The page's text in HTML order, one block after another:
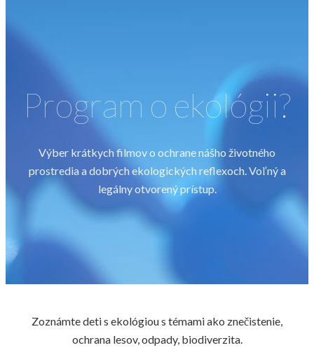
Program o ekológii?
Výber krátkych filmov o ochrane nášho životného
prostredia a dobrých ekologických reflexoch. Voľný a
legálny otvorený prístup.
Zoznámte deti s ekológiou s témami ako znečistenie,
ochrana lesov, odpady, biodiverzita.